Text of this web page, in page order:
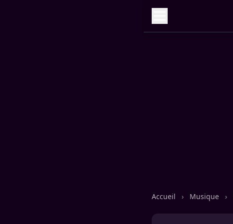
Accueil › Musique ›